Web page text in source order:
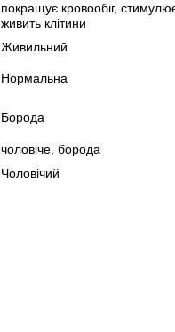
покращує кровообіг,
живить клітини
Живильний
Нормальна
Борода
чоловіче, борода
Чоловічий